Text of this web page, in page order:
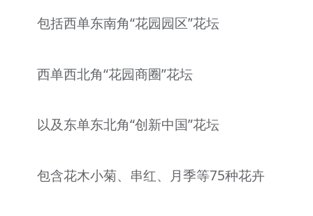
包括西单东南角“花园园区”花坛
西单西北角“花园商圈”花坛
以及东单东北角“创新中国”花坛
包含花木小菊、串红、月季等75种花卉